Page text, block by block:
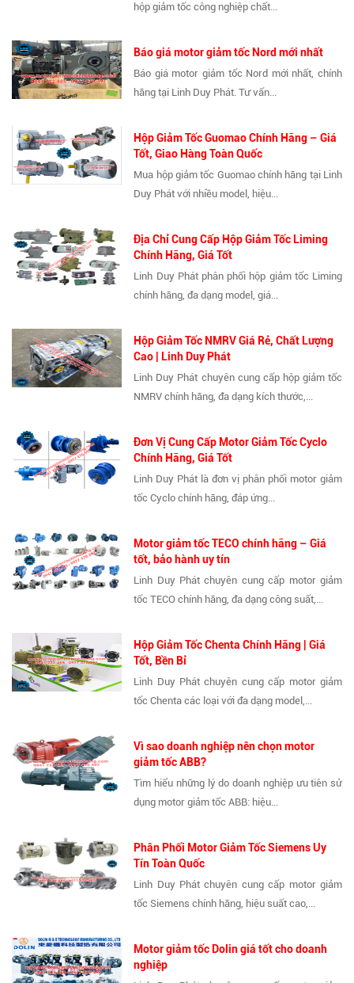
hộp giảm tốc công nghiệp chất...
Báo giá motor giảm tốc Nord mới nhất
Báo giá motor giảm tốc Nord mới nhất, chính
hãng tại Linh Duy Phát. Tư vấn...
Hộp Giảm Tốc Guomao Chính Hãng – Giá
Tốt, Giao Hàng Toàn Quốc
Mua hộp giảm tốc Guomao chính hãng tại Linh
Duy Phát với nhiều model, hiệu...
Địa Chỉ Cung Cấp Hộp Giảm Tốc Liming
Chính Hãng, Giá Tốt
Linh Duy Phát phân phối hộp giảm tốc Liming
chính hãng, đa dạng model, giá...
Hộp Giảm Tốc NMRV Giá Rẻ, Chất Lượng
Cao | Linh Duy Phát
Linh Duy Phát chuyên cung cấp hộp giảm tốc
NMRV chính hãng, đa dạng kích thước,...
Đơn Vị Cung Cấp Motor Giảm Tốc Cyclo
Chính Hãng, Giá Tốt
Linh Duy Phát là đơn vị phân phối motor giảm
tốc Cyclo chính hãng, đáp ứng...
Motor giảm tốc TECO chính hãng – Giá
tốt, bảo hành uy tín
Linh Duy Phát chuyên cung cấp motor giảm
tốc TECO chính hãng, đa dạng công suất,...
Hộp Giảm Tốc Chenta Chính Hãng | Giá
Tốt, Bền Bỉ
Linh Duy Phát chuyên cung cấp motor giảm
tốc Chenta các loại với đa dạng model,...
Vì sao doanh nghiệp nên chọn motor
giảm tốc ABB?
Tìm hiểu những lý do doanh nghiệp ưu tiên sử
dụng motor giảm tốc ABB: hiệu...
Phân Phối Motor Giảm Tốc Siemens Uy
Tín Toàn Quốc
Linh Duy Phát chuyên cung cấp motor giảm
tốc Siemens chính hãng, hiệu suất cao,...
Motor giảm tốc Dolin giá tốt cho doanh
nghiệp